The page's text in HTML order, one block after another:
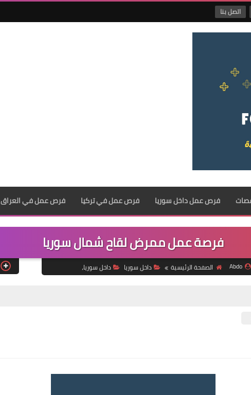
اتصل بنا
فرص عمل داخل سوريا فرص عمل في تركيا فرص عمل في العراق
فرصة عمل ممرض لقاح شمال سوريا
Abdo الصفحة الرئيسية داخل سوريا داخل سوريا،